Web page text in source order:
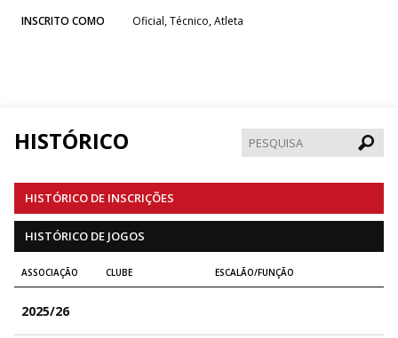
INSCRITO COMO Oficial, Técnico, Atleta
HISTÓRICO
HISTÓRICO DE INSCRIÇÕES
HISTÓRICO DE JOGOS
ASSOCIAÇÃO CLUBE ESCALÃO/FUNÇÃO
2025/26